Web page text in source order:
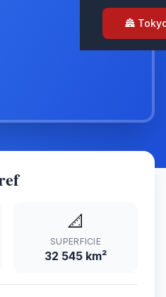
🏯
📐
SUPERFICIE
32 545 km²